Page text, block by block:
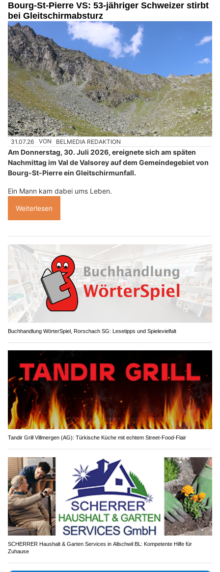
Bourg-St-Pierre VS: 53-jähriger Schweizer stirbt
bei Gleitschirmabsturz
31.07.26 VON BELMEDIA REDAKTION
Am Donnerstag, 30. Juli 2026, ereignete sich am späten
Nachmittag im Val de Valsorey auf dem Gemeindegebiet von
Bourg-St-Pierre ein Gleitschirmunfall.
Ein Mann kam dabei ums Leben.
Weiterlesen
Buchhandlung WörterSpiel, Rorschach SG: Lesetipps und Spielevielfalt
Tandir Grill Villmergen (AG): Türkische Küche mit echtem Street-Food-Flair
SCHERRER Haushalt & Garten Services in Allschwil BL: Kompetente Hilfe für
Zuhause